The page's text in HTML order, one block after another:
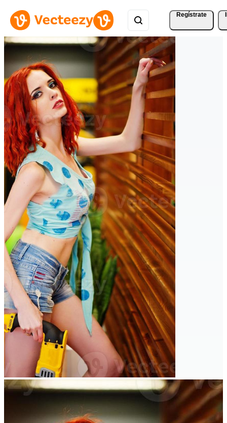
Regístrate